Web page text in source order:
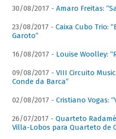
30/08/2017 - Amaro Freitas:
23/08/2017 - Caixa Cubo Trio:
Garoto”
16/08/2017 - Louise Woolley:
09/08/2017 - VIII Circuito
Conde da Barca”
02/08/2017 - Cristiano Vogas:
26/07/2017 - Quarteto
Villa-Lobos para Quarteto de